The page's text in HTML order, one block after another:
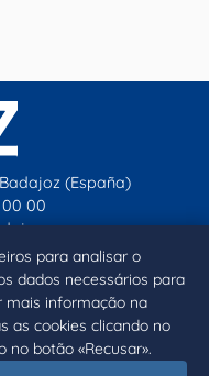
para analisar o
dados necessários para
mais informação na
as cookies clicando no
no botão «Recusar».
(España)
00 00
YouTube
Política de Cookies